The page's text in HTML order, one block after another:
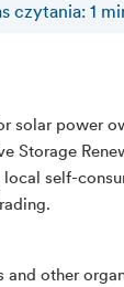
czytania: 1
solar power
Storage
local self-
and other